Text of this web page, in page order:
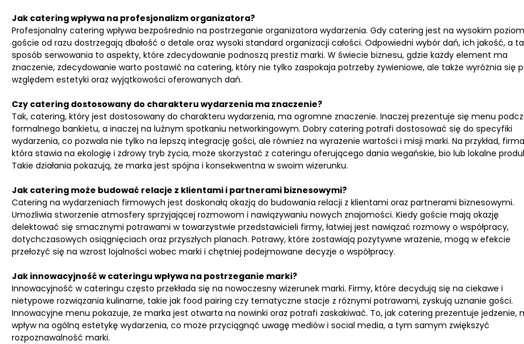
Jak catering wpływa na profesjonalizm organizatora?
Profesjonalny catering wpływa bezpośrednio na postrzeganie organizatora wydarzenia. Gdy catering jest na wysokim
goście od razu dostrzegają dbałość o detale oraz wysoki standard organizacji całości. Odpowiedni wybór dań, ich jakość, a
sposób serwowania to aspekty, które zdecydowanie podnoszą prestiż marki. W świecie biznesu, gdzie każdy element ma
znaczenie, zdecydowanie warto postawić na catering, który nie tylko zaspokaja potrzeby żywieniowe, ale także wyróżnia się
względem estetyki oraz wyjątkowości oferowanych dań.
Czy catering dostosowany do charakteru wydarzenia ma znaczenie?
Tak, catering, który jest dostosowany do charakteru wydarzenia, ma ogromne znaczenie. Inaczej prezentuje się menu
formalnego bankietu, a inaczej na luźnym spotkaniu networkingowym. Dobry catering potrafi dostosować się do specyfiki
wydarzenia, co pozwala nie tylko na lepszą integrację gości, ale również na wyrażenie wartości i misji marki. Na przykład,
która stawia na ekologię i zdrowy tryb życia, może skorzystać z cateringu oferującego dania wegańskie, bio lub lokalne
Takie działania pokazują, że marka jest spójna i konsekwentna w swoim wizerunku.
Jak catering może budować relacje z klientami i partnerami biznesowymi?
Catering na wydarzeniach firmowych jest doskonałą okazją do budowania relacji z klientami oraz partnerami biznesowymi.
Umożliwia stworzenie atmosfery sprzyjającej rozmowom i nawiązywaniu nowych znajomości. Kiedy goście mają okazję
delektować się smacznymi potrawami w towarzystwie przedstawicieli firmy, łatwiej jest nawiązać rozmowy o współpracy,
dotychczasowych osiągnięciach oraz przyszłych planach. Potrawy, które zostawiają pozytywne wrażenie, mogą w efekcie
przełożyć się na wzrost lojalności wobec marki i chętniej podejmowane decyzje o współpracy.
Jak innowacyjność w cateringu wpływa na postrzeganie marki?
Innowacyjność w cateringu często przekłada się na nowoczesny wizerunek marki. Firmy, które decydują się na ciekawe i
nietypowe rozwiązania kulinarne, takie jak food pairing czy tematyczne stacje z różnymi potrawami, zyskują uznanie gości.
Innowacyjne menu pokazuje, że marka jest otwarta na nowinki oraz potrafi zaskakiwać. To, jak catering prezentuje jedzenie,
wpływ na ogólną estetykę wydarzenia, co może przyciągnąć uwagę mediów i social media, a tym samym zwiększyć
rozpoznawalność marki.